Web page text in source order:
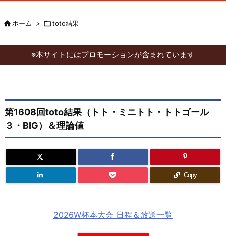
ホーム > toto結果
※本サイトにはプロモーションが含まれています
第1608回toto結果（トト・ミニトト・トトゴール
３・BIG）＆理論値
Copy
2026W杯本大会 日程＆放送一覧